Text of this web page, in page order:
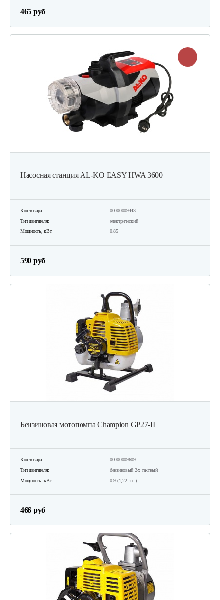
465 руб
Насосная станция AL-KO EASY HWA 3600
Код товара:
00000009443
Тип двигателя:
электрический
Мощность, кВт:
0.85
590 руб
Бензиновая мотопомпа Champion GP27-II
Код товара:
00000009609
Тип двигателя:
бензиновый 2-х тактный
Мощность, кВт:
0,9 (1,22 л.с.)
466 руб